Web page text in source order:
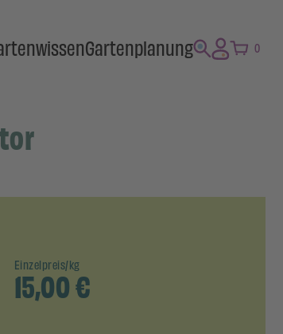
Gartenplanung 0
Einzelpreis/kg
15,00€